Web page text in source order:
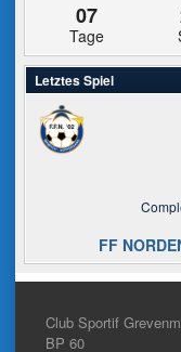
07
Tage
Letztes Spiel
FF
Club Sportif
BP 60